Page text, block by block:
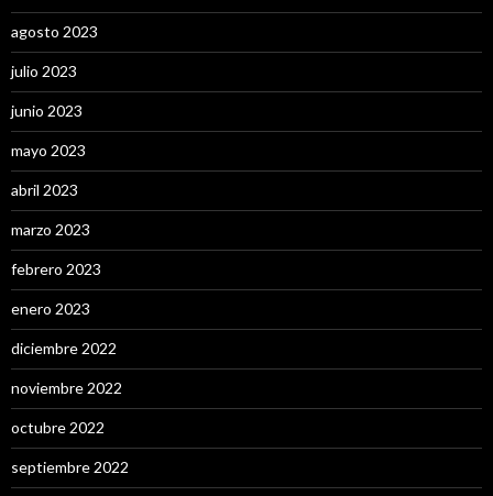
agosto 2023
julio 2023
junio 2023
mayo 2023
abril 2023
marzo 2023
febrero 2023
enero 2023
diciembre 2022
noviembre 2022
octubre 2022
septiembre 2022